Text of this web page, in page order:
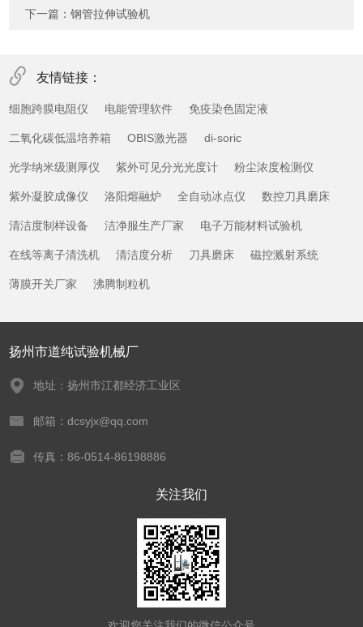
下一篇：钢管拉伸试验机
友情链接：
细胞跨膜电阻仪 电能管理软件 免疫染色固定液
二氧化碳低温培养箱 OBIS激光器 di-soric
光学纳米级测厚仪 紫外可见分光光度计 粉尘浓度检测仪
紫外凝胶成像仪 洛阳熔融炉 全自动冰点仪 数控刀具磨床
清洁度制样设备 洁净服生产厂家 电子万能材料试验机
在线等离子清洗机 清洁度分析 刀具磨床 磁控溅射系统
薄膜开关厂家 沸腾制粒机
扬州市道纯试验机械厂
地址：扬州市江都经济工业区
邮箱：dcsyjx@qq.com
传真：86-0514-86198886
关注我们